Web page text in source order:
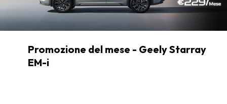
Promozione del mese - Geely Starray
EM-i